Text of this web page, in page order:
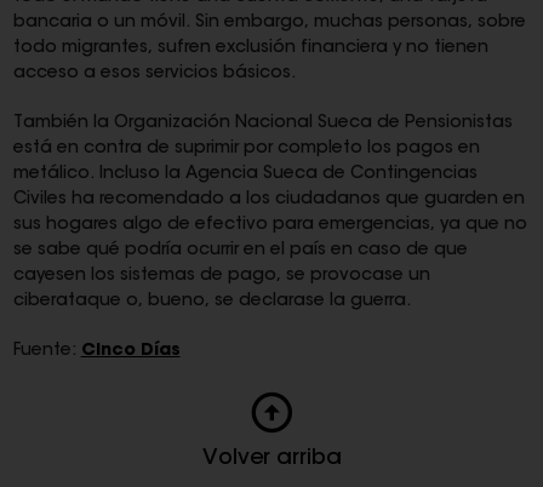
bancaria o un móvil. Sin embargo, muchas personas, sobre
todo migrantes, sufren exclusión financiera y no tienen
acceso a esos servicios básicos.
También la Organización Nacional Sueca de Pensionistas
está en contra de suprimir por completo los pagos en
metálico. Incluso la Agencia Sueca de Contingencias
Civiles ha recomendado a los ciudadanos que guarden en
sus hogares algo de efectivo para emergencias, ya que no
se sabe qué podría ocurrir en el país en caso de que
cayesen los sistemas de pago, se provocase un
ciberataque o, bueno, se declarase la guerra.
Fuente: Cinco Días
Volver arriba